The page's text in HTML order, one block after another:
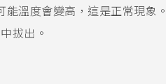
能溫度會變高，這是正常現象。
拔出。